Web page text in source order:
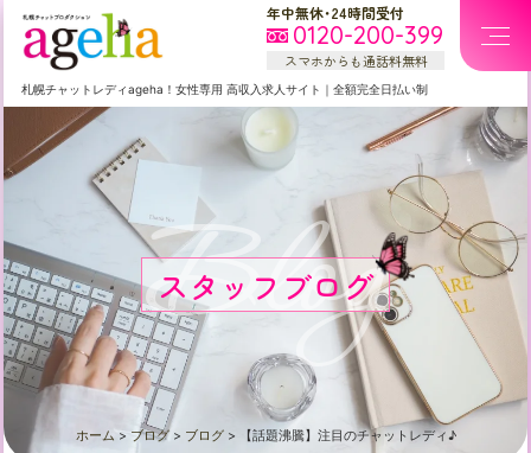
年中無休・24時間受付
0120-200-399
スマホからも通話料無料
札幌チャットレディageha！女性専用 高収入求人サイト ｜ 全額完全日払い制
スタッフブログ
Blog
ホーム> ブログ> ブログ> 【話題沸騰】注目のチャットレディ♪